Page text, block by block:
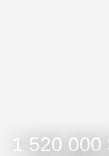
1 520 000